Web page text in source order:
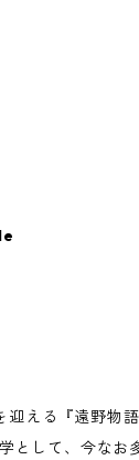
迎える『遠野物
として、今な